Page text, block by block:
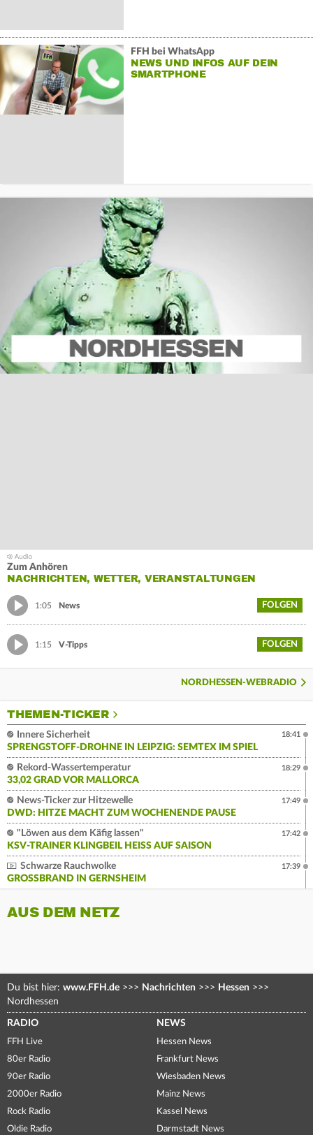
FFH bei WhatsApp
NEWS UND INFOS AUF DEIN
SMARTPHONE
Zum Anhören
NACHRICHTEN, WETTER, VERANSTALTUNGEN
1:05 News FOLGEN
1:15 V-Tipps FOLGEN
NORDHESSEN-WEBRADIO
THEMEN-TICKER
Innere Sicherheit
SPRENGSTOFF-DROHNE IN LEIPZIG: SEMTEX IM SPIEL
18:41
Rekord-Wassertemperatur
33,02 GRAD VOR MALLORCA
18:29
News-Ticker zur Hitzewelle
DWD: HITZE MACHT ZUM WOCHENENDE PAUSE
17:49
"Löwen aus dem Käfig lassen"
KSV-TRAINER KLINGBEIL HEISS AUF SAISON
17:42
Schwarze Rauchwolke
GROSSBRAND IN GERNSHEIM
17:39
AUS DEM NETZ
Du bist hier: www.FFH.de >>> Nachrichten >>> Hessen >>>
Nordhessen
RADIO
FFH Live
80er Radio
90er Radio
2000er Radio
Rock Radio
Oldie Radio
NEWS
Hessen News
Frankfurt News
Wiesbaden News
Mainz News
Kassel News
Darmstadt News